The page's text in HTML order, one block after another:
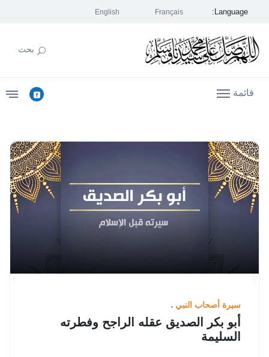
Language:
English Français
بحث
قائمة
سيرة أصحاب النبي
أبو بكر الصديق عقله الراجح وفطرته
السليمة